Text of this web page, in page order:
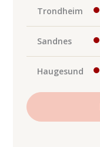
Trondheim
Sandnes
Haugesund